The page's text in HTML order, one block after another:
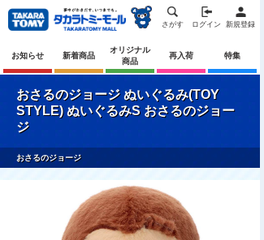
さがす ログイン 新規登録
お知らせ 新着商品
オリジナル
商品
再入荷 特集
おさるのジョージ ぬいぐるみ(TOY
STYLE) ぬいぐるみS おさるのジョー
ジ
おさるのジョージ